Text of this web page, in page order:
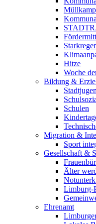
Hitze
Woche
Bildung &
Schulen
Migration &
Sport
Gesellschaft &
Älter
Limburg-
Ehrenamt